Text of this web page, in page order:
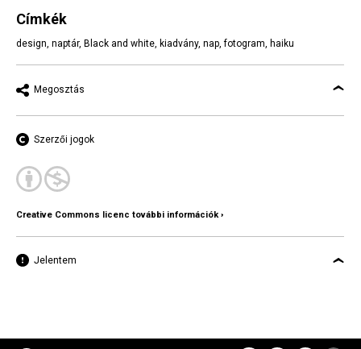
Címkék
design, naptár, Black and white, kiadvány, nap,fotogram, haiku
Megosztás
Szerzői jogok
Creative Commons licenc további információk ›
Jelentem